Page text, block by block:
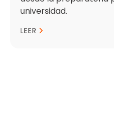
universidad.
LEER